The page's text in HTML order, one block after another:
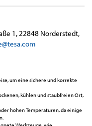
1, 22848 Norderstedt,
um eine sichere und korrekte
kühlen und staubfreien Ort,
hohen Temperaturen, da einige